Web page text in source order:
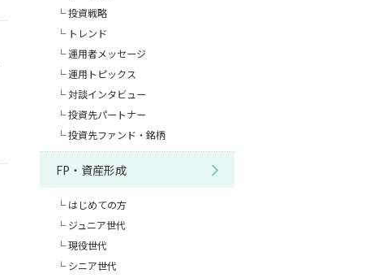
投資戦略
トレンド
運用者メッセージ
運用トピックス
対談インタビュー
投資先パートナー
投資先ファンド・銘柄
FP・資産形成
はじめての方
ジュニア世代
現役世代
シニア世代